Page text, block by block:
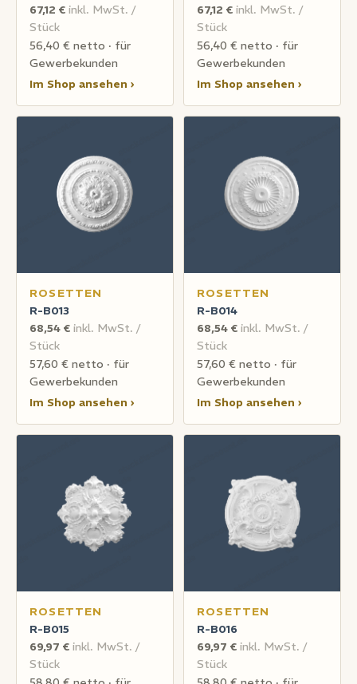
67,12 € inkl. MwSt. /
Stück
56,40 € netto · für
Gewerbekunden
Im Shop ansehen ›
67,12 € inkl. MwSt. /
Stück
56,40 € netto · für
Gewerbekunden
Im Shop ansehen ›
ROSETTEN
R-B013
68,54 € inkl. MwSt. /
Stück
57,60 € netto · für
Gewerbekunden
Im Shop ansehen ›
ROSETTEN
R-B014
68,54 € inkl. MwSt. /
Stück
57,60 € netto · für
Gewerbekunden
Im Shop ansehen ›
ROSETTEN
R-B015
69,97 € inkl. MwSt. /
Stück
ROSETTEN
R-B016
69,97 € inkl. MwSt. /
Stück